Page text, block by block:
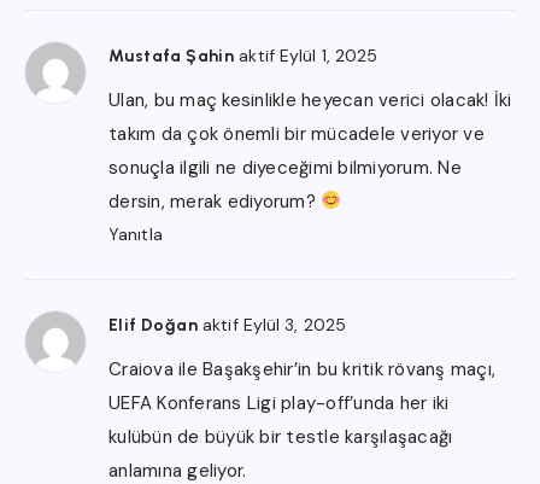
Mustafa Şahin aktif Eylül 1, 2025
Ulan, bu maç kesinlikle heyecan verici olacak! İki
takım da çok önemli bir mücadele veriyor ve
sonuçla ilgili ne diyeceğimi bilmiyorum. Ne
dersin, merak ediyorum?
Yanıtla
Elif Doğan aktif Eylül 3, 2025
Craiova ile Başakşehir’in bu kritik rövanş maçı,
UEFA Konferans Ligi play-off’unda her iki
kulübün de büyük bir testle karşılaşacağı
anlamına geliyor.